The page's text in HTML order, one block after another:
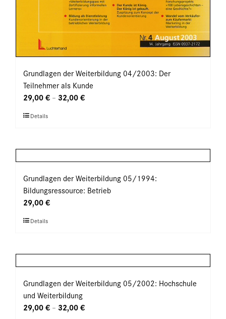
Grundlagen der Weiterbildung 04/2003: Der
Teilnehmer als Kunde
29,00€ – 32,00€
Dieses
mehrere
Varianten
auf.
Die
Optionen
auf
Details
Grundlagen der Weiterbildung 05/1994:
Bildungsressource: Betrieb
29,00€
Dieses
mehrere
Varianten
auf.
Die
Optionen
Details
Grundlagen der Weiterbildung 05/2002: Hochschule
und Weiterbildung
29,00€ – 32,00€